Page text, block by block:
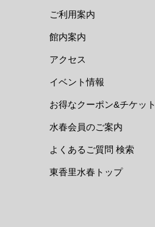
ご利用案内
館内案内
アクセス
イベント情報
お得なクーポン&チケット
水春会員のご案内
よくあるご質問 検索
東香里水春トップ